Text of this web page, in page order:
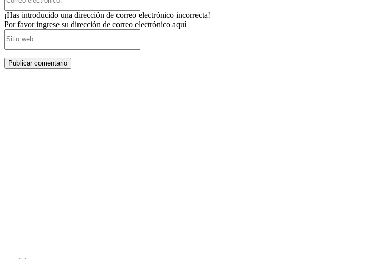
¡Has introducido una dirección de correo electrónico incorrecta!
Por favor ingrese su dirección de correo electrónico aquí